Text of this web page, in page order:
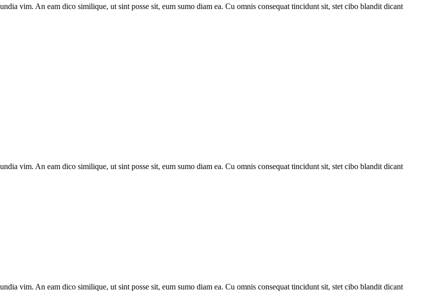
vim. An eam dico similique, ut sint posse sit, eum sumo diam ea. Cu omnis consequat tincidunt sit, stet cibo blandit dicant
vim. An eam dico similique, ut sint posse sit, eum sumo diam ea. Cu omnis consequat tincidunt sit, stet cibo blandit dicant
vim. An eam dico similique, ut sint posse sit, eum sumo diam ea. Cu omnis consequat tincidunt sit, stet cibo blandit dicant